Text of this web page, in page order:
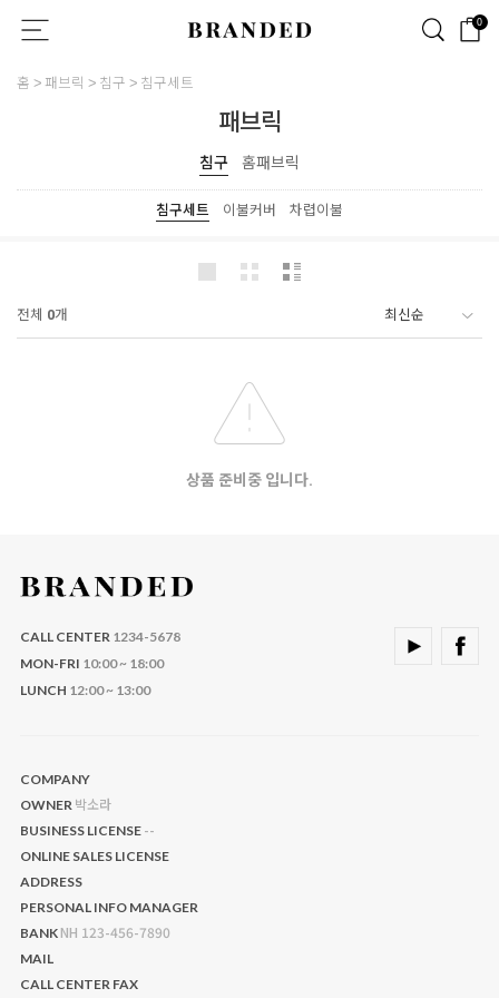
0
홈 패브릭 침구 침구세트
패브릭
침구 홈패브릭
침구세트 이불커버 차렵이불
전체 0개
상품 준비중 입니다.
CALL CENTER1234-5678
MON-FRI 10:00 ~ 18:00
LUNCH 12:00 ~ 13:00
COMPANY
OWNER 박소라
BUSINESS LICENSE --
ONLINE SALES LICENSE
ADDRESS
PERSONAL INFO MANAGER
BANK NH 123-456-7890
MAIL
CALL CENTER FAX